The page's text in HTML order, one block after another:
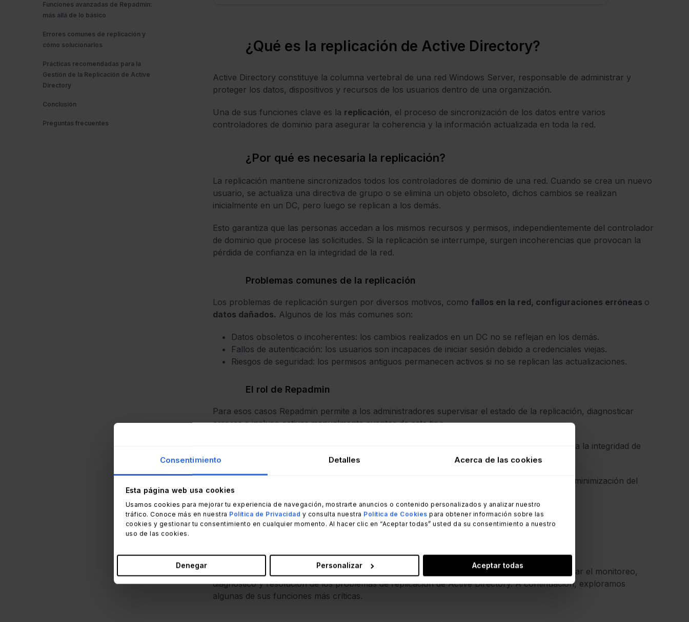
Consentimiento Detalles Acerca de las cookies
Esta página web usa cookies
Usamos cookies para mejorar tu experiencia de navegación, mostrarte anuncios o contenido personalizados y analizar nuestro
tráfico. Conoce más en nuestra Política de Privacidad y consulta nuestra Política de Cookies para obtener información sobre las
cookies y gestionar tu consentimiento en cualquier momento. Al hacer clic en “Aceptar todas” usted da su consentimiento a nuestro
uso de las cookies.
Denegar Personalizar Aceptar todas
Funciones avanzadas de Repadmin:
más allá de lo básico
Errores comunes de replicación y
cómo solucionarlos
Prácticas recomendadas para la
Gestión de la Replicación de Active
Directory
Conclusión
Preguntas frecuentes
¿Qué es la replicación de Active Directory?
Active Directory constituye la columna vertebral de una red Windows Server, responsable de administrar y
proteger los datos, dispositivos y recursos de los usuarios dentro de una organización.
Una de sus funciones clave es la replicación, el proceso de sincronización de los datos entre varios
controladores de dominio para asegurar la coherencia y la información actualizada en toda la red.
¿Por qué es necesaria la replicación?
La replicación mantiene sincronizados todos los controladores de dominio de una red. Cuando se crea un nuevo
usuario, se actualiza una directiva de grupo o se elimina un objeto obsoleto, dichos cambios se realizan
inicialmente en un DC, pero luego se replican a los demás.
Esto garantiza que las personas accedan a los mismos recursos y permisos, independientemente del controlador
de dominio que procese las solicitudes. Si la replicación se interrumpe, surgen incoherencias que provocan la
pérdida de confianza en la integridad de la red.
Problemas comunes de la replicación
Los problemas de replicación surgen por diversos motivos, como fallos en la red, configuraciones erróneas o
datos dañados. Algunos de los más comunes son:
Datos obsoletos o incoherentes: los cambios realizados en un DC no se reflejan en los demás.
Fallos de autenticación: los usuarios son incapaces de iniciar sesión debido a credenciales viejas.
Riesgos de seguridad: los permisos antiguos permanecen activos si no se replican las actualizaciones.
El rol de Repadmin
Para esos casos Repadmin permite a los administradores supervisar el estado de la replicación, diagnosticar
errores e incluso activar manualmente eventos de este tipo.
Esto ayuda a mantener tu entorno de AD consistente, seguro y libre de problemas referidos a la integridad de
los datos.
Su uso, en definitiva, contribuye al ahorro de tiempo en la solución de inconvenientes y a la minimización del
riesgo por interrupciones relacionadas con la replicación.
Repadmin representa una herramienta versátil que ofrece una serie de comandos para facilitar el monitoreo,
diagnóstico y resolución de los problemas de replicación de Active Directory. A continuación, exploramos
algunas de sus funciones más críticas.